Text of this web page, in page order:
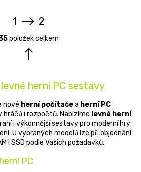
O
v
l
á
d
c
í
p
r
v
k
y
ý
S
t
r
á
o
á
n
í
1 2
položek celkem
herní PC sestavy
nové herní počítačea herní PC
hráčů i rozpočtů. Nabízíme levná herní
i výkonnější sestavy pro moderní hry
U vybraných modelů lze při objednání
i SSD podle Vašich požadavků.
PC